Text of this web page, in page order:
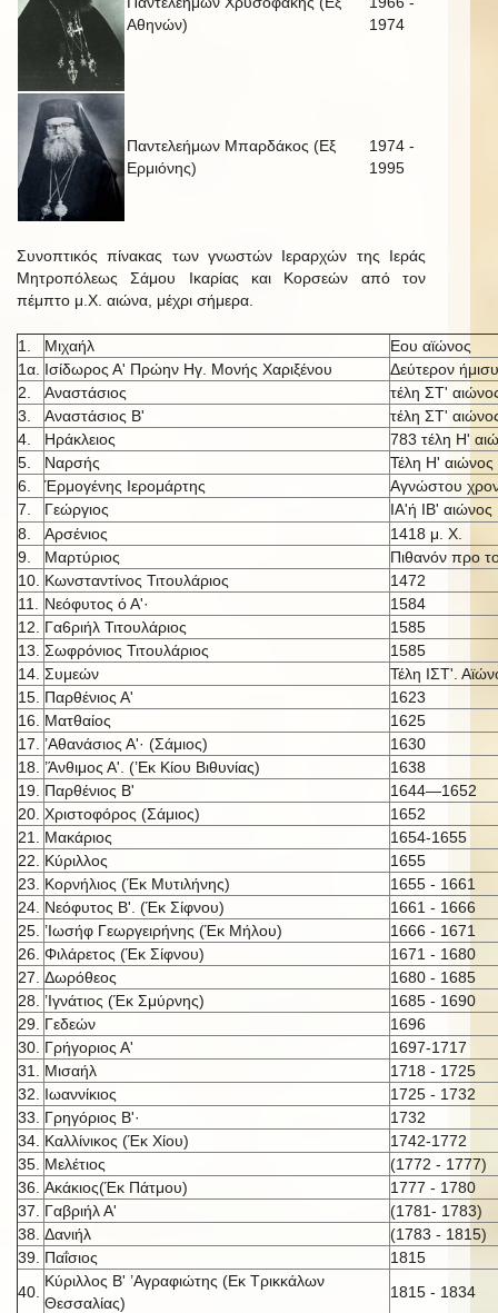
Αθηνών)
1974
Παντελεήμων Μπαρδάκος (Εξ
Ερμιόνης)
1974 -
1995
Συνοπτικός πίνακας των γνωστών Ιεραρχών της Ιεράς
Μητροπόλεως Σάμου Ικαρίας και Κορσεών από τον
πέμπτο μ.Χ. αιώνα, μέχρι σήμερα.
1. Μιχαήλ
Εου αϊώνος
1α. Ισίδωρος Α' Πρώην Ηγ. Μονής Χαριξένου
Δεύτερον
2.
Αναστάσιος
τέλη ΣΤ'
3.
Αναστάσιος Β'
τέλη ΣΤ'
4.
Ηράκλειος
783 τέλη Η'
5.
Ναρσής
Τέλη Η' αιώνος
6.
Έρμογένης Ιερομάρτης
Αγνώστου
7.
Γεώργιος ΙΑ'ή IB' αιώνος
8.
Αρσένιος
1418 μ. X.
9.
Μαρτύριος
Πιθανόν προ
10. Κωνσταντίνος Τιτουλάριος
1472
11.
Νεόφυτος ό Α'·
1584
12.
Γα6ριήλ Τιτουλάριος
1585
13. Σωφρόνιος Τιτουλάριος
1585
14. Συμεών
Τέλη ΙΣΤ'.
15. Παρθένιος Α'
1623
16.
Ματθαίος
1625
17.
’Αθανάσιος Α'· (Σάμιος)
1630
18.
’Άνθιμος Α'. (’Εκ Κίου Βιθυνίας)
1638
19. Παρθένιος Β'
1644—1652
20. Χριστοφόρος (Σάμιος)
1652
21.
Μακάριος
1654-1655
22.
Κύριλλος
1655
23.
Κορνήλιος (Έκ Μυτιλήνης)
1655 - 1661
24. Νεόφυτος Β'. (Έκ Σίφνου)
1661 - 1666
25. ’Ιωσήφ Γεωργειρήνης (Έκ Μήλου)
1666 - 1671
26. Φιλάρετος (Έκ Σίφνου)
1671 - 1680
27. Δωρόθεος
1680 - 1685
28.
’Ιγνάτιος (Έκ Σμύρνης)
1685 - 1690
29. Γεδεών
1696
30. Γρήγοριος Α'
1697-1717
31.
Μισαήλ
1718 - 1725
32.
Ιωαννίκιος
1725 - 1732
33.
Γρηγόριος Β'·
1732
34. Καλλίνικος (Έκ Χίου)
1742-1772
35. Μελέτιος
(1772 - 1777)
36. Ακάκιος(Έκ Πάτμου)
1777 - 1780
37.
Γαβριήλ Α'
(1781- 1783)
38. Δανιήλ
(1783 - 1815)
39. Παΐσιος
1815
40.
Κύριλλος Β' ’Αγραφιώτης (Εκ Τρικκάλων
Θεσσαλίας)
1815 - 1834